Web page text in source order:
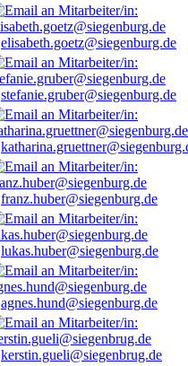
elisabeth.goetz@siegenburg.de
stefanie.gruber@siegenburg.de
franz.huber@siegenburg.de
lukas.huber@siegenburg.de
agnes.hund@siegenburg.de
kerstin.gueli@siegenbrug.de